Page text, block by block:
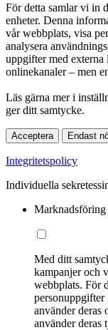
För detta samlar vi in
enheter. Denna
vår webbplats, visa
analysera
uppgifter med externa
onlinekanaler – men
Läs gärna mer i
ger ditt samtycke.
Acceptera Endast
Integritetspolicy
Individuella
Marknadsföring
Med ditt
kampanjer och
webbplats. För
personuppgifter
använder deras
använder deras